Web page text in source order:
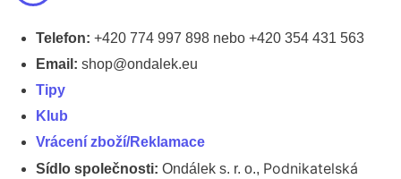
Telefon: +420 774 997 898 nebo +420 354 431 563
Email: shop@ondalek.eu
Tipy
Klub
Vrácení zboží/Reklamace
Sídlo společnosti: Ondálek s. r. o., Podnikatelská